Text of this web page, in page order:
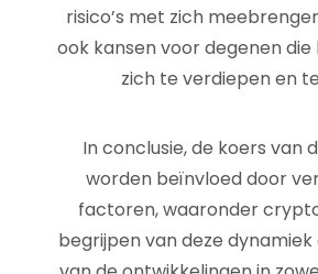
risico’s met zich
ook kansen voor degenen die
zich te verdiepen en
In conclusie, de koers van
worden beïnvloed door
factoren, waaronder
begrijpen van deze